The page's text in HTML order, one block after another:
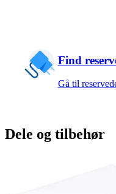
Find
Gå til
Dele og tilbehør